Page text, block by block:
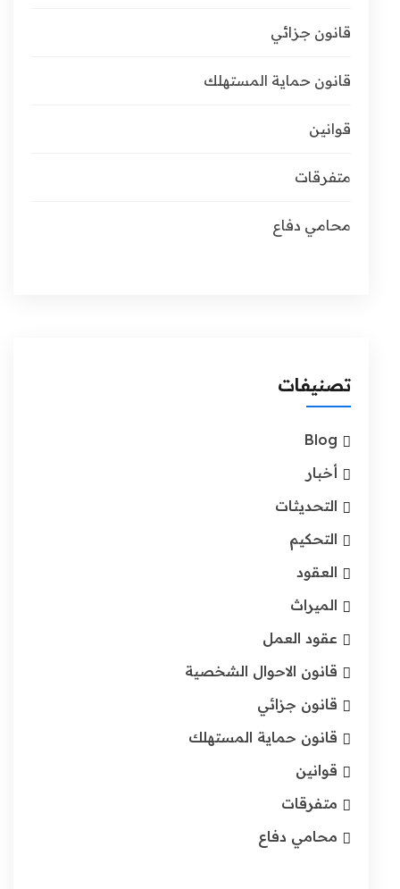
قانون جزائي
قانون حماية المستهلك
قوانين
متفرقات
محامي دفاع
تصنيفات
Blog
أخبار
التحديثات
التحكيم
العقود
الميراث
عقود العمل
قانون الاحوال الشخصية
قانون جزائي
قانون حماية المستهلك
قوانين
متفرقات
محامي دفاع